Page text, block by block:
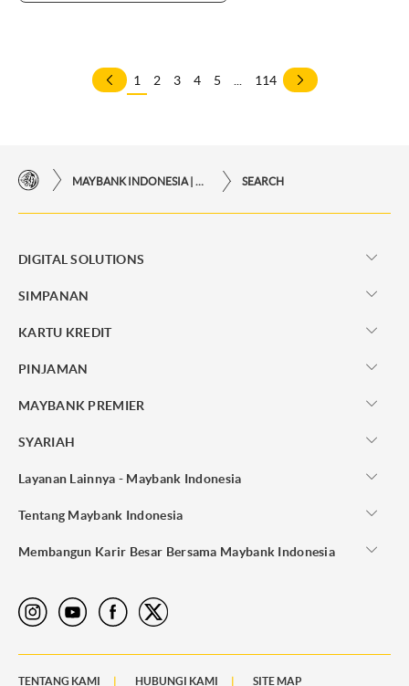
1 2 3 4 5 114
SEARCH
DIGITAL SOLUTIONS
SIMPANAN
KARTU KREDIT
PINJAMAN
MAYBANK PREMIER
SYARIAH
Layanan Lainnya - Maybank Indonesia
Tentang Maybank Indonesia
Membangun Karir Besar Bersama Maybank Indonesia
TENTANG KAMI HUBUNGI KAMI SITE MAP